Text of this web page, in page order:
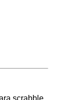
scrabble.